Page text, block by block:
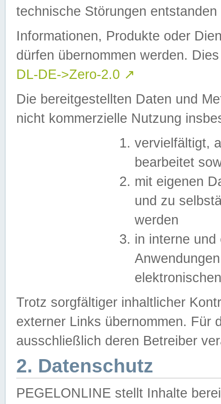
technische Störungen
Informationen, Produkte oder
dürfen übernommen werden.
DL-DE->Zero-2.0 ↗
Die bereitgestellten Daten und
nicht kommerzielle Nutzung
vervielfältigt,
bearbeitet
mit eigenen
und zu
werden
in interne
Trotz sorgfältiger inhaltlicher
externer Links übernommen. Für
ausschließlich deren Betreiber
2. Datenschutz
PEGELONLINE stellt Inhalte